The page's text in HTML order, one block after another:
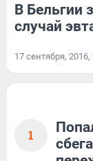
В Бельгии
случай
17 сентября, 2016,
1